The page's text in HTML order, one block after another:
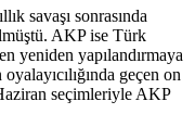
savaşı sonrasında
AKP ise Türk
yeniden yapılandırmaya
geçen on
seçimleriyle AKP